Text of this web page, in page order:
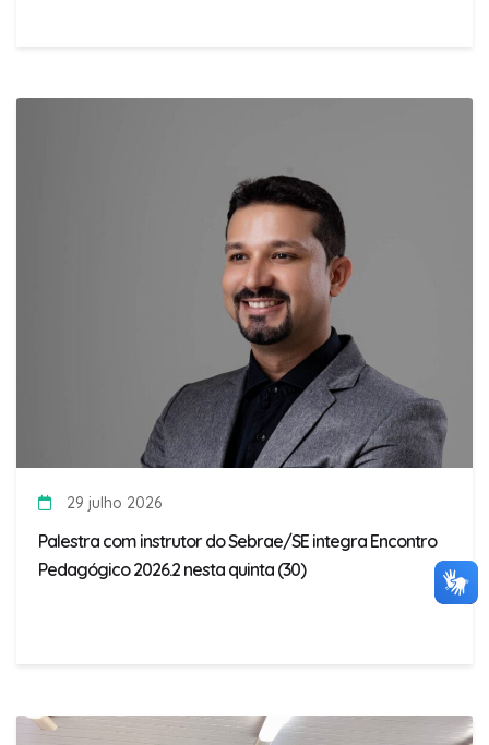
29 julho 2026
Palestra com instrutor do Sebrae/SE integra Encontro
Pedagógico 2026.2 nesta quinta (30)